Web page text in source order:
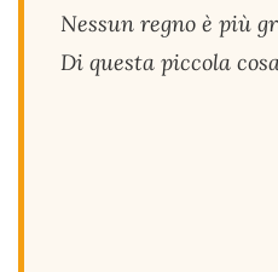
Nessun regno è più
Di questa piccola